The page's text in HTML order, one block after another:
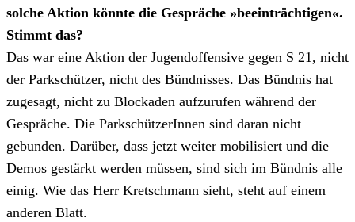
solche Aktion könnte die Gespräche »beeinträchtigen«.
Stimmt das?
Das war eine Aktion der Jugendoffensive gegen S 21, nicht
der Parkschützer, nicht des Bündnisses. Das Bündnis hat
zugesagt, nicht zu Blockaden aufzurufen während der
Gespräche. Die ParkschützerInnen sind daran nicht
gebunden. Darüber, dass jetzt weiter mobilisiert und die
Demos gestärkt werden müssen, sind sich im Bündnis alle
einig. Wie das Herr Kretschmann sieht, steht auf einem
anderen Blatt.